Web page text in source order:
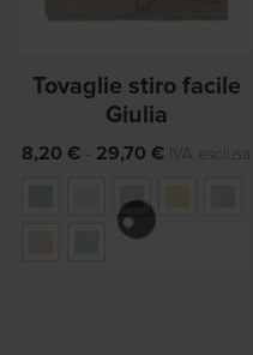
Tovaglie stiro facile
Giulia
8,20 € - 29,70 €FIVA esclusa